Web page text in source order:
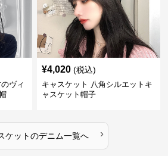
ヴィ
¥4,020 (税込)
キャスケット 八角シルエットキ
ャスケット帽子
ケットのデニム一覧へ ›